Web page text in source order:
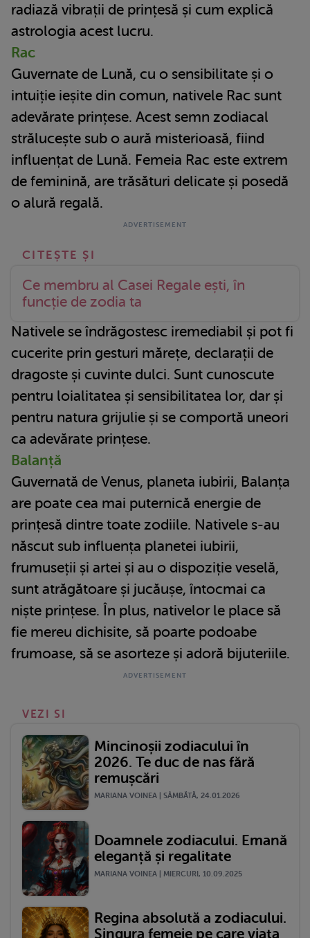
radiază vibrații de prințesă și cum explică
astrologia acest lucru.
Rac
Guvernate de Lună, cu o sensibilitate și o
intuiție ieșite din comun, nativele Rac sunt
adevărate prințese. Acest semn zodiacal
strălucește sub o aură misterioasă, fiind
influențat de Lună. Femeia Rac este extrem
de feminină, are trăsături delicate și posedă
o alură regală.
Ce membru al Casei Regale ești, în
funcție de zodia ta
Nativele se îndrăgostesc iremediabil și pot fi
cucerite prin gesturi mărețe, declarații de
dragoste și cuvinte dulci. Sunt cunoscute
pentru loialitatea și sensibilitatea lor, dar și
pentru natura grijulie și se comportă uneori
ca adevărate prințese.
Balanță
Guvernată de Venus, planeta iubirii, Balanța
are poate cea mai puternică energie de
prințesă dintre toate zodiile. Nativele s-au
născut sub influența planetei iubirii,
frumuseții și artei și au o dispoziție veselă,
sunt atrăgătoare și jucăușe, întocmai ca
niște prințese. În plus, nativelor le place să
fie mereu dichisite, să poarte podoabe
frumoase, să se asorteze și adoră bijuteriile.
VEZI SI
Mincinoșii zodiacului în
2026. Te duc de nas fără
remușcări
MARIANA VOINEA | SÂMBĂTĂ, 24.01.2026
Doamnele zodiacului. Emană
eleganță și regalitate
MARIANA VOINEA | MIERCURI, 10.09.2025
Regina absolută a zodiacului.
Singura femeie pe care viața